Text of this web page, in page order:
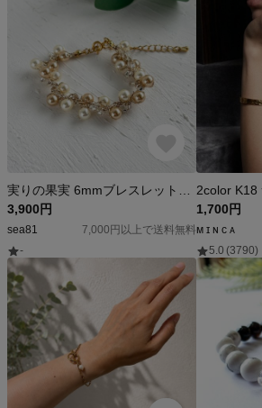
3,900円
sea81
7,000円以上で送料無料
-
1,700円
ᴍ ɪ ɴ ᴄ ᴀ
5.0 (3790)